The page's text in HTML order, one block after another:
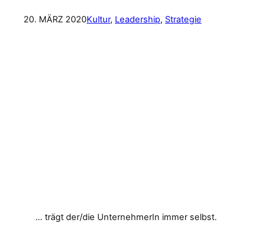
20. MÄRZ 2020Kultur, Leadership, Strategie
… trägt der/die UnternehmerIn immer selbst.